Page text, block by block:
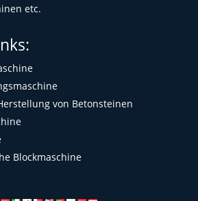
etc.
von Betonsteinen
Blockmaschine